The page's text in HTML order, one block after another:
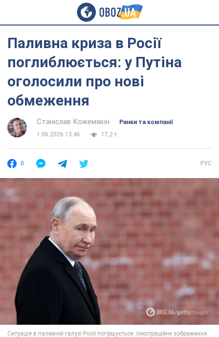
Паливна криза в Росії
поглиблюється: у Путіна
оголосили про нові
обмеження
Станіслав Кожемякін
Ринки та компанії
1.06.2026 13:46
17,2 т.
0 РУС